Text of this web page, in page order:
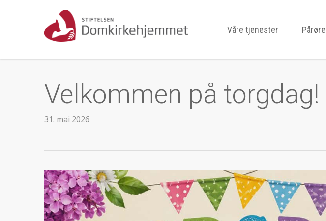
Våre tjenester
Velkommen på torgdag!
31. mai 2026